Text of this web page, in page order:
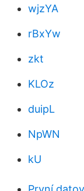
wjzYA
rBxYw
zkt
KLOz
duipL
NpWN
kU